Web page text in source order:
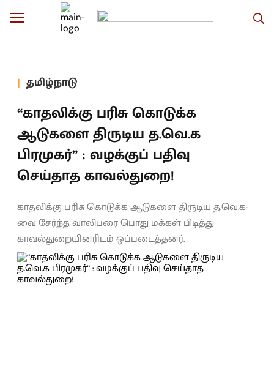
தமிழ்நாடு
“காதலிக்கு பரிசு கொடுக்க
ஆடுகளை திருடிய த.வெ.க
பிரமுகர்” : வழக்குப் பதிவு
செய்தாத காவல்துறை!
காதலிக்கு பரிசு கொடுக்க ஆடுகளை திருடிய த.வெ.க-
வை சேர்ந்த வாலிபரை பொது மக்கள் பிடித்து
காவல்துறையினரிடம் ஒப்படைத்தனர்.